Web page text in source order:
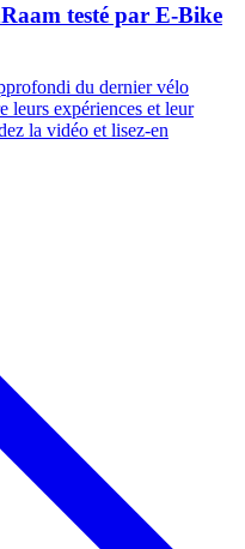
testé par E-Bike
du dernier vélo
leurs expériences et leur
la vidéo et lisez-en